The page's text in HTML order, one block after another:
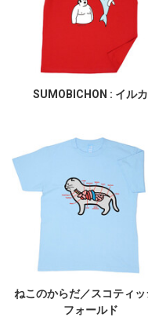
SUMOBICHON : イルカ
ねこのからだ／スコティッ
フォールド